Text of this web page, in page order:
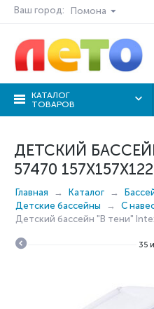
Ваш город: Помона
КАТАЛОГ
ТОВАРОВ
ДЕТСКИЙ
57470 157Х157Х122
Главная Каталог
Детские бассейны
С
Детский бассейн "В тени"
35